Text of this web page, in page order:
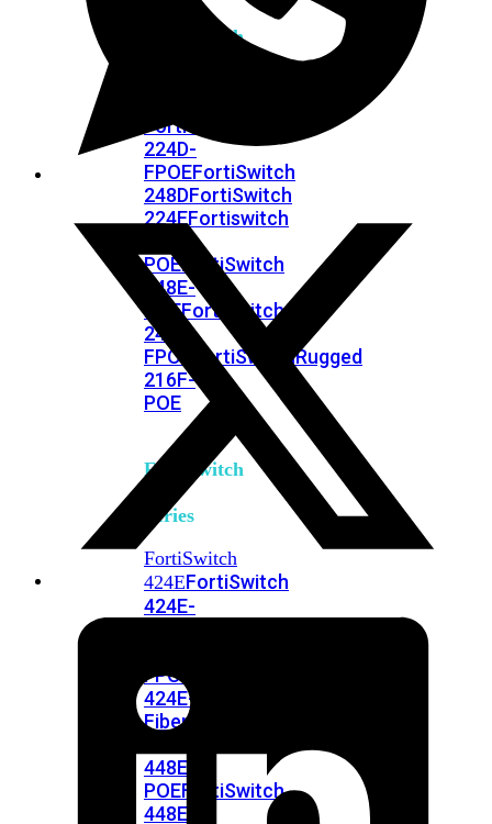
FortiSwitch
FortiSwitch
224D-
FPOEFortiSwitch
248DFortiSwitch
224EFortiswitch
224E-
POEFortiSwitch
248E-
POEFortiSwitch
248E-
FPOE
FortiSwitchRugged
216F-
POE
FortiSwitch
Series
FortiSwitch
424EFortiSwitch
424E-
FPOE
424E-
Fiber
448E-
POEFortiSwitch
448E-